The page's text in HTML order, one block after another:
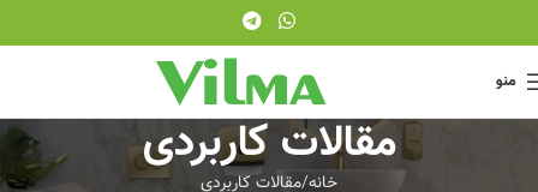
منو
مقالات کاربردی
خانه مقالات کاربردی